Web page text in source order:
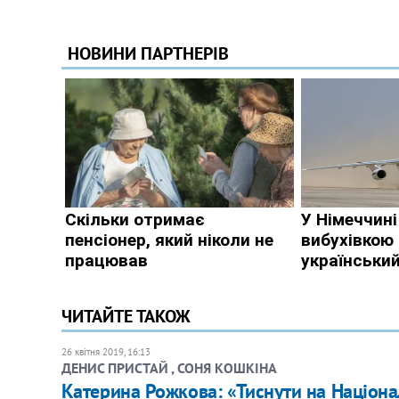
ЧИТАЙТЕ ТАКОЖ
26 квітня 2019, 16:13
ДЕНИС ПРИСТАЙ , СОНЯ КОШКІНА
Катерина Рожкова: «Тиснути на